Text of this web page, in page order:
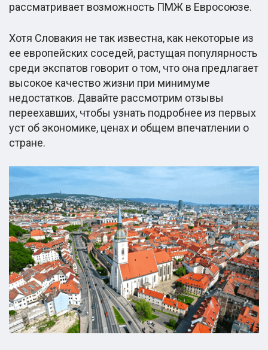
рассматривает возможность ПМЖ в Евросоюзе.
Хотя Словакия не так известна, как некоторые из
ее европейских соседей, растущая популярность
среди экспатов говорит о том, что она предлагает
высокое качество жизни при минимуме
недостатков. Давайте рассмотрим отзывы
переехавших, чтобы узнать подробнее из первых
уст об экономике, ценах и общем впечатлении о
стране.